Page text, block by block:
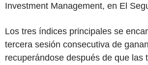
Investment Management, en El
Los tres índices principales se
tercera sesión consecutiva de
recuperándose después de que las